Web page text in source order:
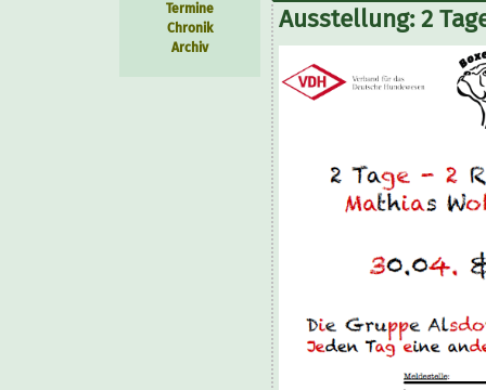
Termine
Chronik
Archiv
Ausstellung: 2